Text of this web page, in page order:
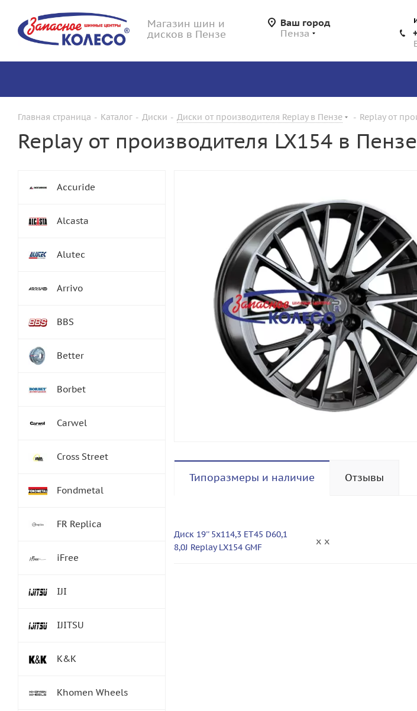
Магазин шин и
дисков в Пензе
Ваш город
Пенза
Главная страница - Каталог - Диски - Диски от производителя Replay в Пензе - Replay от
Replay от производителя LX154 в Пензе
Типоразмеры и наличие Отзывы
Диск 19'' 5x114,3 ET45 D60,1
8,0J Replay LX154 GMF
x x
Accuride
Alcasta
Alutec
Arrivo
BBS
Better
Borbet
Carwel
Cross Street
Fondmetal
FR Replica
iFree
IJI
IJITSU
K&K
Khomen Wheels